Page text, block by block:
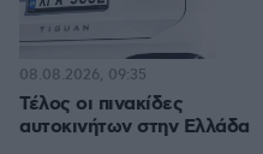
Τέλος οι πινακίδες
αυτοκινήτων στην Ελλάδα
08.08.2026, 09:35